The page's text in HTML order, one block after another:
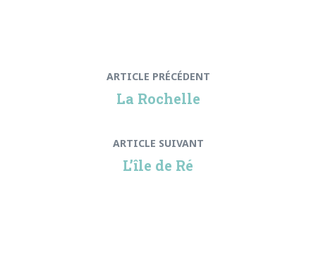
Article
précédent
:
ARTICLE PRÉCÉDENT
La Rochelle
suivant
:
ARTICLE SUIVANT
L’île de Ré